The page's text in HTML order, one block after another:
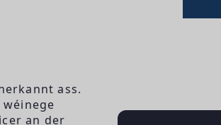
ass.
an der